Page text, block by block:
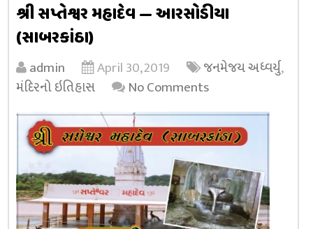
શ્રી સપ્તેશ્વર મહાદેવ — આરસોડીયા
(સાબરકાંઠા)
admin April 30, 2019 જનમેજય અધ્વર્યુ,
મંદિરનો ઇતિહાસ
No Comments